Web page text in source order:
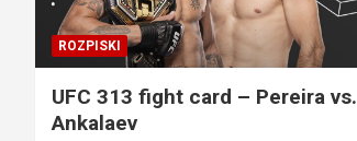
ROZPISKI
UFC 313 fight card – Pereira vs.
Ankalaev